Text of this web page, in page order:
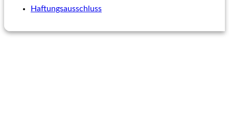
Haftungsausschluss